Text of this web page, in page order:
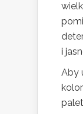
i
Aby